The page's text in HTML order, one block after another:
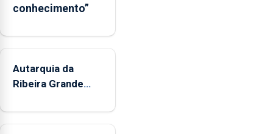
conhecimento”
Autarquia da
Ribeira Grande
"Museus no Verão"